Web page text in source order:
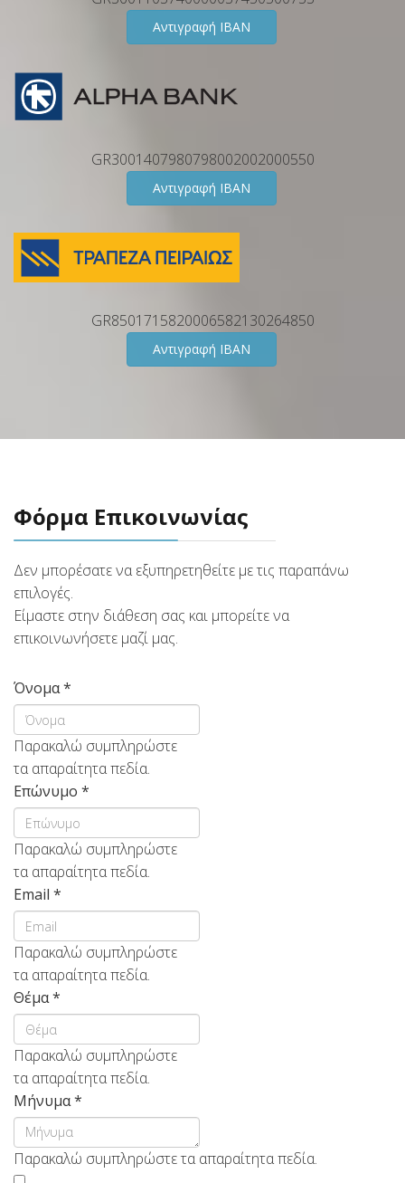
Αντιγραφή IBAN
GR3001407980798002002000550
Αντιγραφή IBAN
GR8501715820006582130264850
Αντιγραφή IBAN
Φόρμα Επικοινωνίας
Δεν μπορέσατε να εξυπηρετηθείτε με τις παραπάνω
επιλογές.
Είμαστε στην διάθεση σας και μπορείτε να
επικοινωνήσετε μαζί μας.
Όνομα*
Παρακαλώ συμπληρώστε
τα απαραίτητα πεδία.
Επώνυμο *
Παρακαλώ συμπληρώστε
τα απαραίτητα πεδία.
Email *
Παρακαλώ συμπληρώστε
τα απαραίτητα πεδία.
Θέμα*
Παρακαλώ συμπληρώστε
τα απαραίτητα πεδία.
Μήνυμα*
Παρακαλώ συμπληρώστε τα απαραίτητα πεδία.